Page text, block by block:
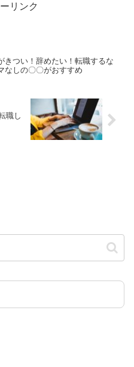
リンク
きつい！辞めたい！転職するな
なしの〇〇がおすすめ
職し